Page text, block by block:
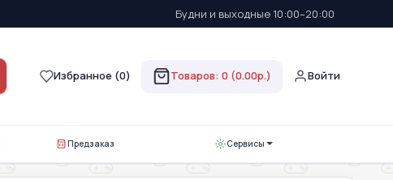
Будни и выходные 10:00–20:00
Избранное (0) Товаров: 0 (0.00р.) Войти
Предзаказ Сервисы